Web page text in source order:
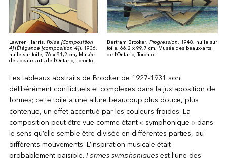
Lawren Harris, Poise [Composition
4](Élégance [composition 4]), 1936,
huile sur toile, 76 x 91,2 cm, Musée
des beaux-arts de l’Ontario, Toronto.
Bertram Brooker,Progression, 1948, huile sur
toile, 66,2 x 99,7 cm, Musée des beaux-arts
de l’Ontario, Toronto.
Les tableaux abstraits de Brooker de 1927-1931 sont
délibérément conflictuels et complexes dans la juxtaposition de
formes; cette toile a une allure beaucoup plus douce, plus
contenue, un effet accentué par les couleurs froides. La
composition peut être vue comme étant « symphonique » dans
le sens qu’elle semble être divisée en différentes parties, ou
différents mouvements. L’inspiration musicale était
probablement paisible. Formes symphoniques est l’une des